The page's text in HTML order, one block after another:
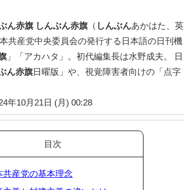
ん赤旗 しんぶん赤旗（ しんぶんあかはた、英
共産党中央委員会の発行する日本語の日刊機
」「アカハタ」。初代編集長は水野成夫。 日
ん赤旗日曜版」や、視覚障害者向けの「点字
年10月21日 (月) 00:28
目次
共産党の基本理念